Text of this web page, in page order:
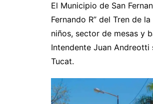
El Municipio de San
Fernando R” del Tren de
niños, sector de mesas y
Intendente Juan
Tucat.